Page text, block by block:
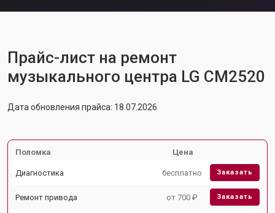
Прайс-лист на ремонт
музыкального центра LG CM2520
Дата обновления прайса: 18.07.2026
Поломка Цена
Диагностика бесплатно Заказать
Ремонт привода от 700 ₽ Заказать